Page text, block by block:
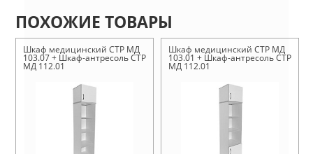
ПОХОЖИЕ ТОВАРЫ
Шкаф медицинский СТР МД
103.07 + Шкаф-антресоль СТР
МД 112.01
Шкаф медицинский СТР МД
103.01 + Шкаф-антресоль СТР
МД 112.01